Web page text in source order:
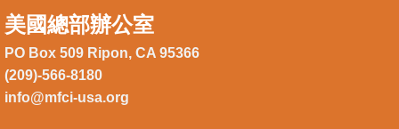
美國總部辦公室
PO Box 509 Ripon, CA 95366
(209)-566-8180
info@mfci-usa.org